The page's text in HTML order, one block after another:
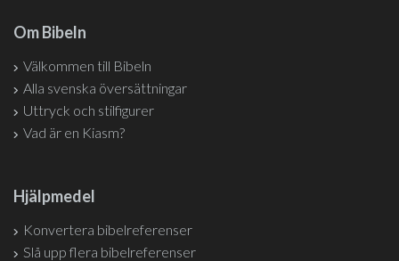
Om Bibeln
Välkommen till Bibeln
Alla svenska översättningar
Uttryck och stilfigurer
Vad är en Kiasm?
Hjälpmedel
Konvertera bibelreferenser
Slå upp flera bibelreferenser